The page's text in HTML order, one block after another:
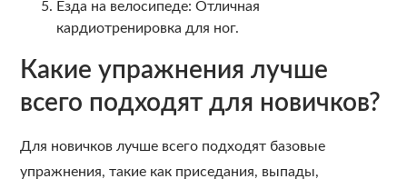
Езда на велосипеде: Отличная
кардиотренировка для ног.
Какие упражнения лучше
всего подходят для новичков?
Для новичков лучше всего подходят базовые
упражнения, такие как приседания, выпады,